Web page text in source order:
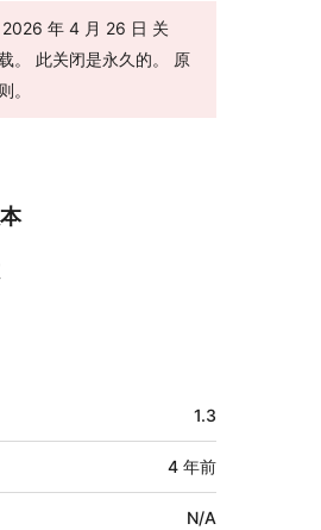
2026 年 4 月 26 日 关
。 此关闭是永久的。 原
。
1.3
4 年前
N/A